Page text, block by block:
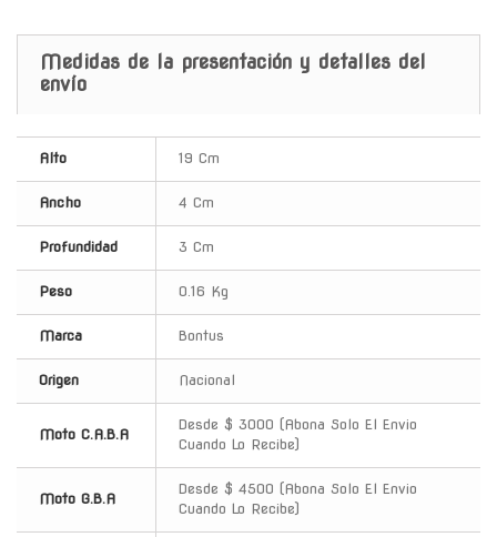
Medidas de la presentación y detalles del
envío
Alto 19 Cm
Ancho 4 Cm
Profundidad 3 Cm
Peso 0.16 Kg
Marca Bontus
Origen Nacional
Moto C.A.B.A
Desde $ 3000 (Abona Solo El Envio
Cuando Lo Recibe)
Moto G.B.A
Desde $ 4500 (Abona Solo El Envio
Cuando Lo Recibe)